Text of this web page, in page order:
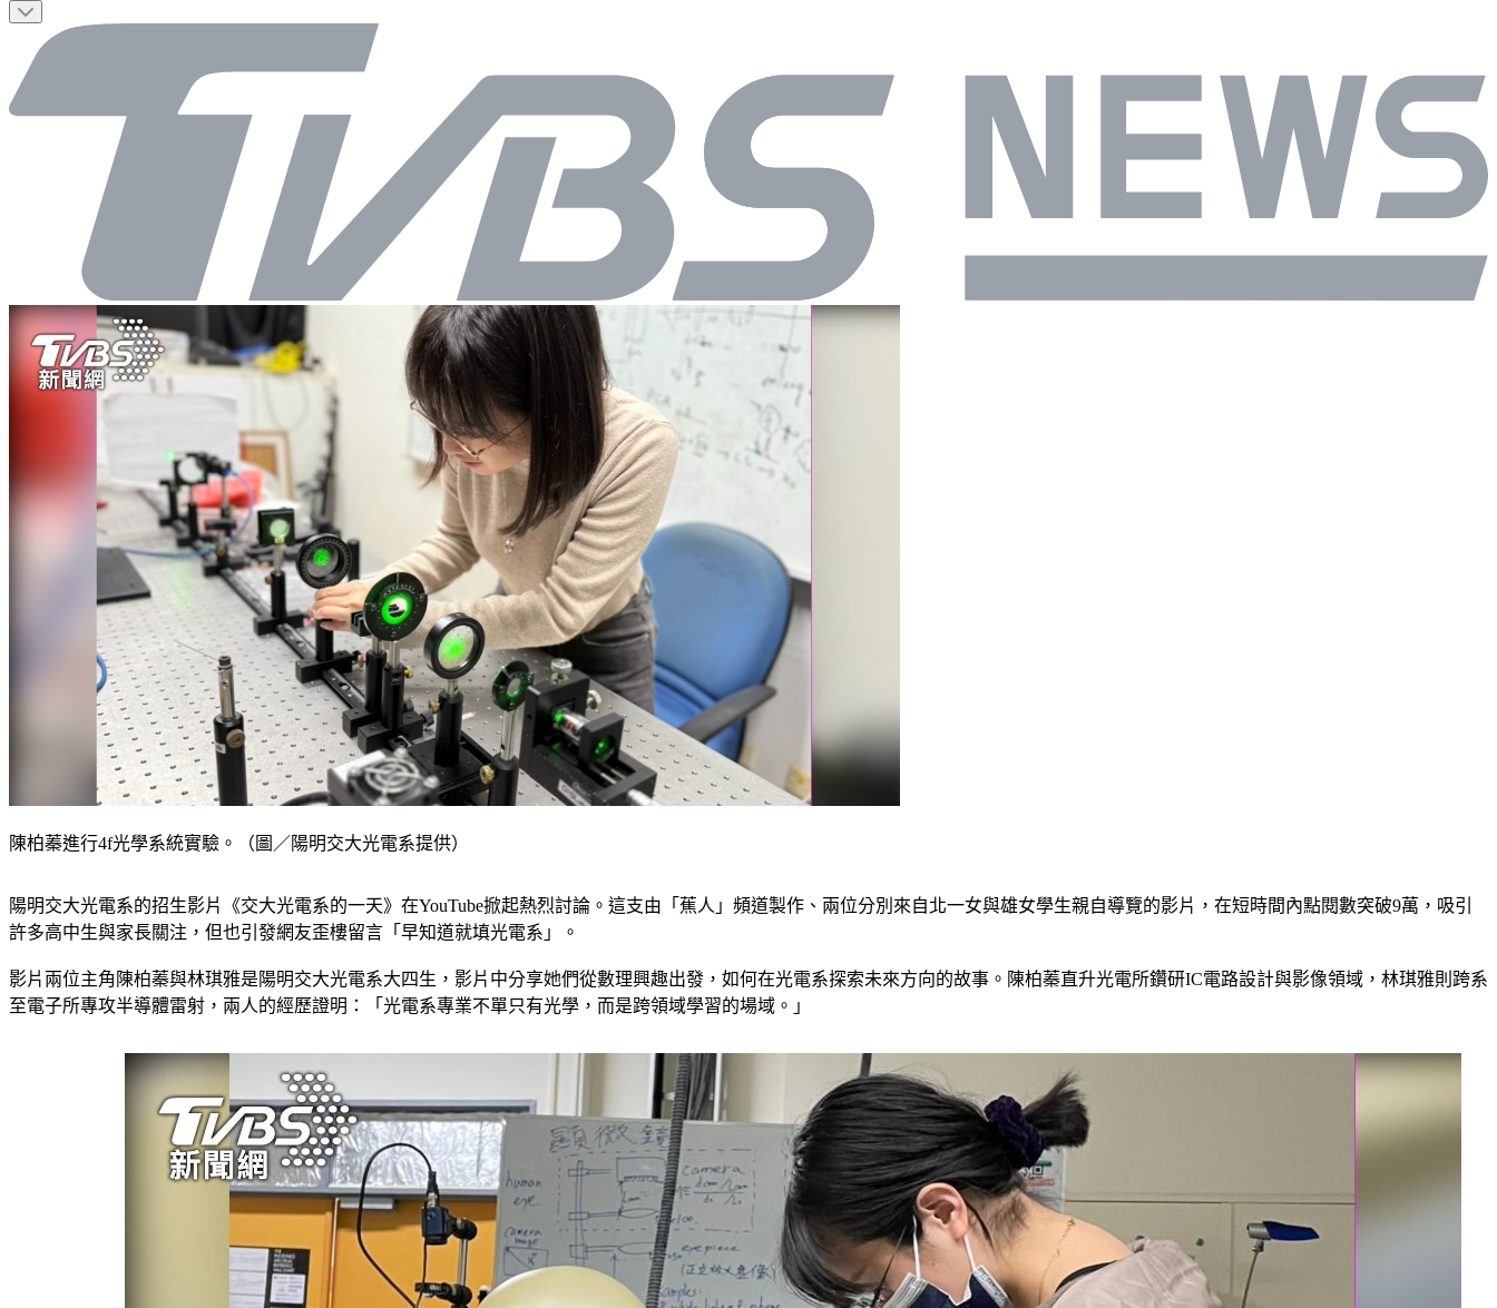
陳柏蓁進行4f光學系統實驗。（圖／陽明交大光電系提供）
陽明交大光電系的招生影片《交大光電系的一天》在YouTube掀起熱烈討論。這支由「蕉人」頻道製作、兩位分別來自北一女與雄女學生親自導覽的影片，在短時間內點閱數突破9萬，吸引
許多高中生與家長關注，但也引發網友歪樓留言「早知道就填光電系」。
影片兩位主角陳柏蓁與林琪雅是陽明交大光電系大四生，影片中分享她們從數理興趣出發，如何在光電系探索未來方向的故事。陳柏蓁直升光電所鑽研IC電路設計與影像領域，林琪雅則跨系
至電子所專攻半導體雷射，兩人的經歷證明：「光電系專業不單只有光學，而是跨領域學習的場域。」